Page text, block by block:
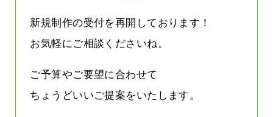
新規制作の受付を再開しております！
お気軽にご相談くださいね。
ご予算やご要望に合わせて
ちょうどいいご提案をいたします。